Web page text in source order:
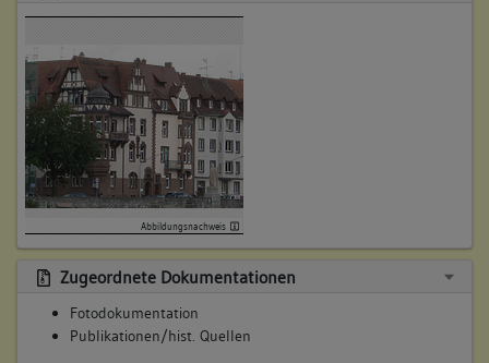
Abbildungsnachweis
Zugeordnete Dokumentationen
Fotodokumentation
Publikationen/hist. Quellen